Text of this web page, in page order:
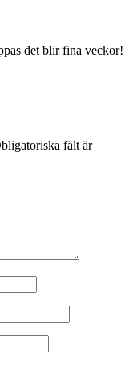
det blir fina veckor!
fält är